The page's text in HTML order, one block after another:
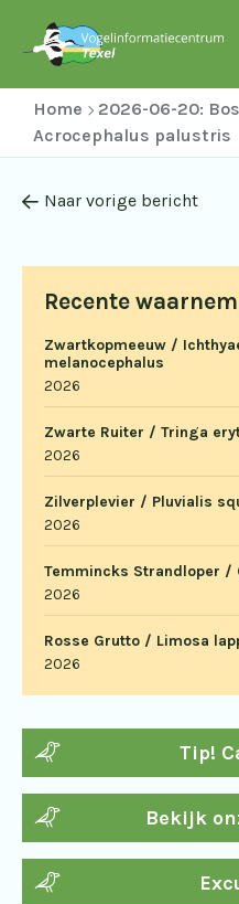
Home
2026-06-20:
Acrocephalus palustris
Recente
Zwartkopmeeuw /
melanocephalus
2026
Zwarte Ruiter / Tringa
2026
Zilverplevier / Pluvialis
2026
Temmincks Strandloper
2026
Rosse Grutto / Limosa
2026
Tip!
Bekijk
Naar vorige bericht